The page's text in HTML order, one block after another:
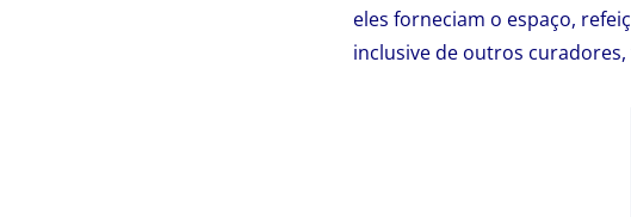
eles forneciam o espaço,
inclusive de outros